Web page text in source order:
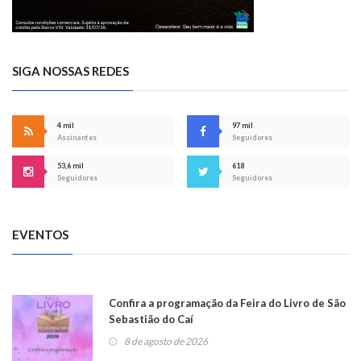
SIGA NOSSAS REDES
4 mil
Assinantes
97 mil
Seguidores
53,6 mil
Seguidores
618
Seguidores
EVENTOS
Confira a programação da Feira do Livro de São
Sebastião do Caí
8 de agosto de 2026